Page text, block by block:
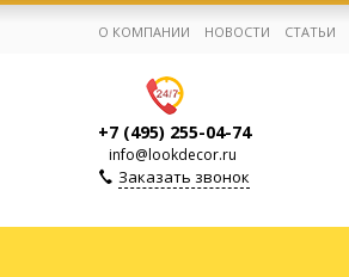
Корзина:0
О КОМПАНИИ НОВОСТИ СТАТЬИ
+7 (495) 255-04-74
info@lookdecor.ru
Заказать звонок